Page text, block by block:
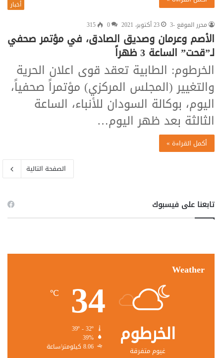
أخبار
محرر الموقع -3
23 أكتوبر، 2021 0
315
الأصم وعرمان وصديق الصادق، في مؤتمر صحفي
لـ”قحت” الساعة 3 ظهراً
الخرطوم: الطابية تعقد قوى اعلان الحرية
والتغيير (المجلس المركزي) مؤتمراً صحفياً،
اليوم، بوكالة السودان للأنباء، الساعة
الثالثة بعد ظهر اليوم…
أكمل القراءة »
الصفحة التالية
تابعنا على فيسبوك
Weather
الخرطوم
غيوم متفرقة
34
℃
39%
8.06 كيلومتر/ساعة